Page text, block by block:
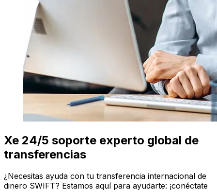
Xe 24/5 soporte experto global de
transferencias
¿Necesitas ayuda con tu transferencia internacional de
dinero SWIFT? Estamos aquí para ayudarte: ¡conéctate